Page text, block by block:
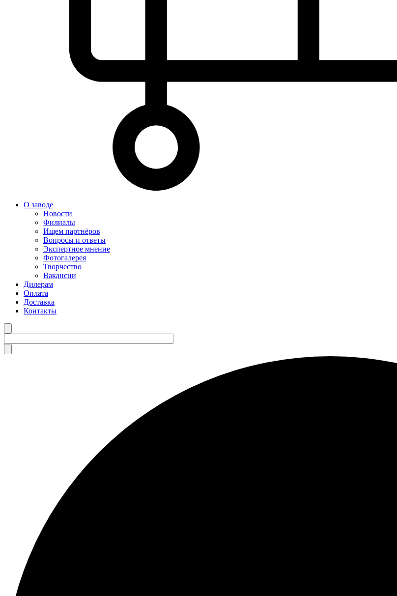
О заводе
Новости
Филиалы
Ищем партнёров
Вопросы и ответы
Экспертное мнение
Фотогалерея
Творчество
Вакансии
Дилерам
Оплата
Доставка
Контакты